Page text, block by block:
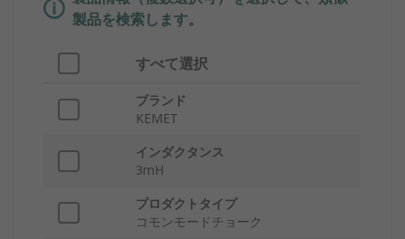
製品を検索します。
すべて選択
ブランド
KEMET
インダクタンス
3mH
プロダクトタイプ
コモンモードチョーク